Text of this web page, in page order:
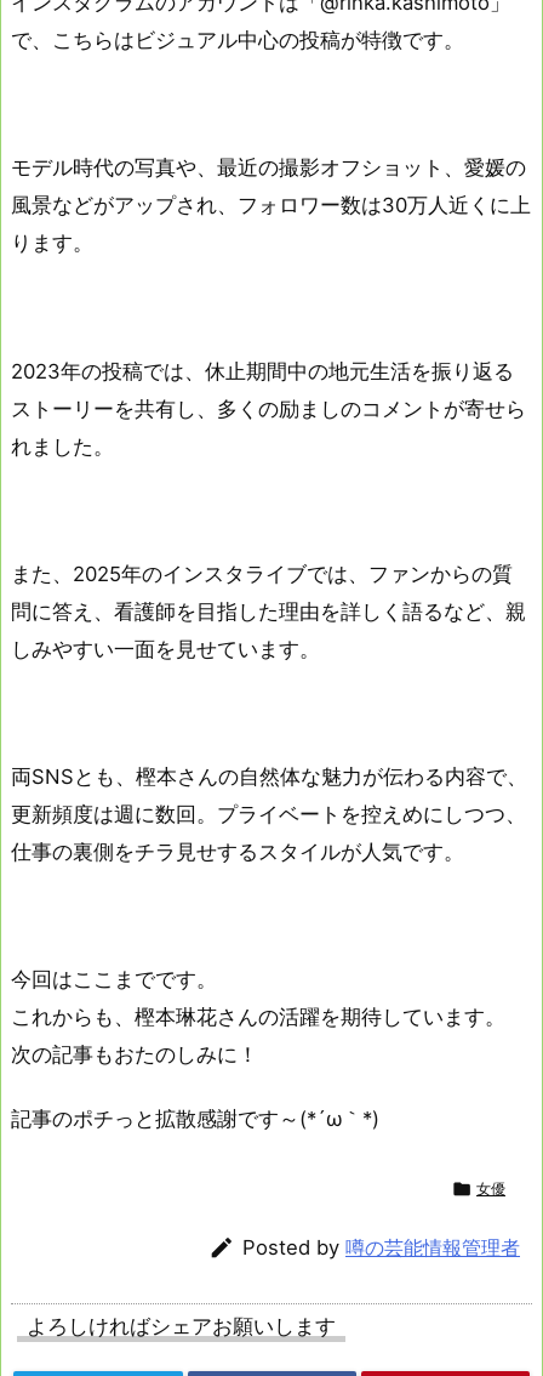
で、こちらはビジュアル中心の投稿が特徴です。
モデル時代の写真や、最近の撮影オフショット、愛媛の
風景などがアップされ、フォロワー数は30万人近くに上
ります。
2023年の投稿では、休止期間中の地元生活を振り返る
ストーリーを共有し、多くの励ましのコメントが寄せら
れました。
また、2025年のインスタライブでは、ファンからの質
問に答え、看護師を目指した理由を詳しく語るなど、親
しみやすい一面を見せています。
両SNSとも、樫本さんの自然体な魅力が伝わる内容で、
更新頻度は週に数回。プライベートを控えめにしつつ、
仕事の裏側をチラ見せするスタイルが人気です。
今回はここまでです。
これからも、樫本琳花さんの活躍を期待しています。
次の記事もおたのしみに！
記事のポチっと拡散感謝です～(*´ω｀*)
 女優
 Posted by 噂の芸能情報管理者
よろしければシェアお願いします